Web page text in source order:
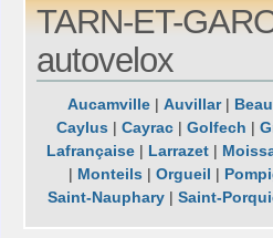
TARN-ET-
autovelox
Aucamville |Auvillar|
Caylus |Cayrac |Golfech |
Lafrançaise | Larrazet |
| Monteils | Orgueil |
Saint-Nauphary |Saint-